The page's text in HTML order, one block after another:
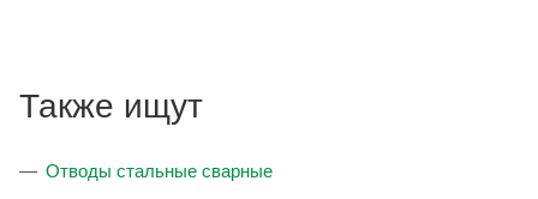
Также ищут
Отводы стальные сварные